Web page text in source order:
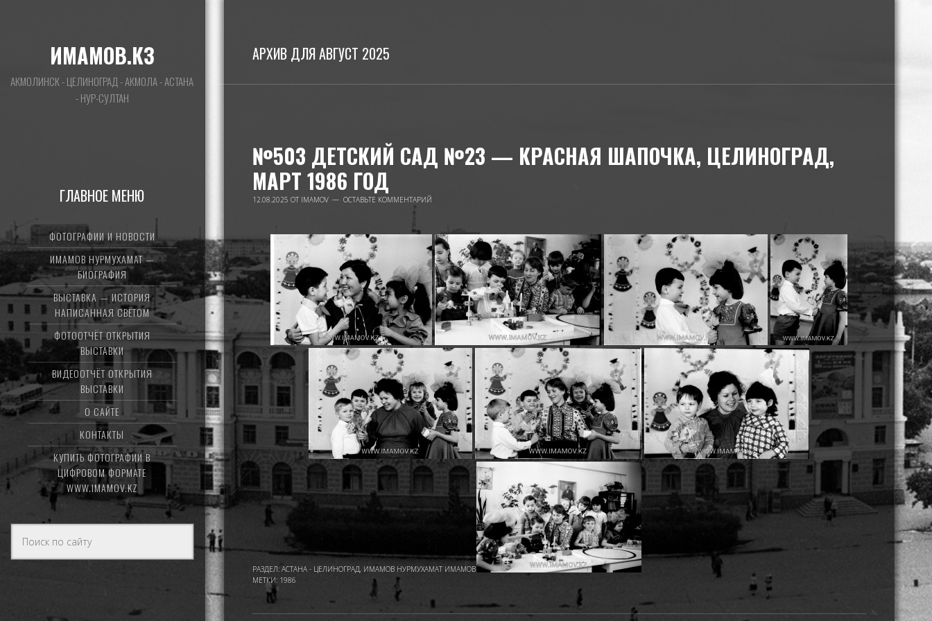
ИМАМОВ.КЗ
АКМОЛИНСК - ЦЕЛИНОГРАД - АКМОЛА - АСТАНА
- НУР-СУЛТАН
ГЛАВНОЕ МЕНЮ
ФОТОГРАФИИ И НОВОСТИ
ИМАМОВ НУРМУХАМАТ —
БИОГРАФИЯ
ВЫСТАВКА — ИСТОРИЯ
НАПИСАННАЯ СВЕТОМ
ФОТООТЧЁТ ОТКРЫТИЯ
ВЫСТАВКИ
ВИДЕООТЧЁТ ОТКРЫТИЯ
ВЫСТАВКИ
О САЙТЕ
КОНТАКТЫ
КУПИТЬ ФОТОГРАФИИ В
ЦИФРОВОМ ФОРМАТЕ
WWW.IMAMOV.KZ
АРХИВ ДЛЯ АВГУСТ 2025
№503 ДЕТСКИЙ САД №23 — КРАСНАЯ ШАПОЧКА, ЦЕЛИНОГРАД,
МАРТ 1986 ГОД
12.08.2025 ОТ IMAMOV ОСТАВЬТЕ КОММЕНТАРИЙ
РАЗДЕЛ: АСТАНА - ЦЕЛИНОГРАД, ИМАМОВ НУРМУХАМАТ ИМАМОВИЧ
МЕТКИ: 1986